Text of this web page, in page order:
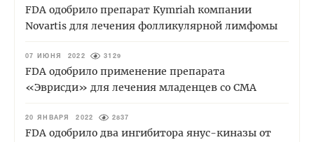
FDA одобрило препарат Kymriah компании
Novartis для лечения фолликулярной лимфомы
07 ИЮНЯ 2022 3129
FDA одобрило применение препарата
«Эврисди» для лечения младенцев со СМА
20 ЯНВАРЯ 2022 2837
FDA одобрило два ингибитора янус-киназы от